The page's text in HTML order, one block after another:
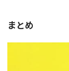
まとめ